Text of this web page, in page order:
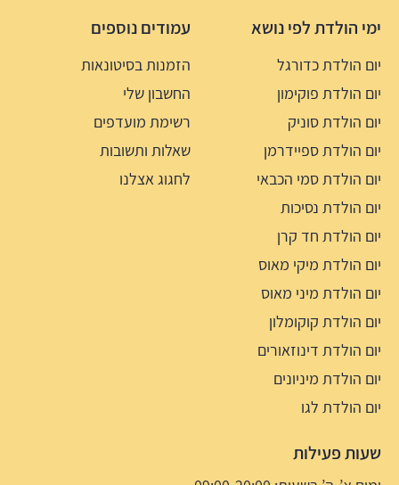
ימי הולדת לפי נושא
יום הולדת כדורגל
יום הולדת פוקימון
יום הולדת סוניק
יום הולדת ספיידרמן
יום הולדת סמי הכבאי
יום הולדת נסיכות
יום הולדת חד קרן
יום הולדת מיקי מאוס
יום הולדת מיני מאוס
יום הולדת קוקומלון
יום הולדת דינוזאורים
יום הולדת מיניונים
יום הולדת לגו
עמודים נוספים
הזמנות בסיטונאות
החשבון שלי
רשימת מועדפים
שאלות ותשובות
לחגוג אצלנו
שעות פעילות